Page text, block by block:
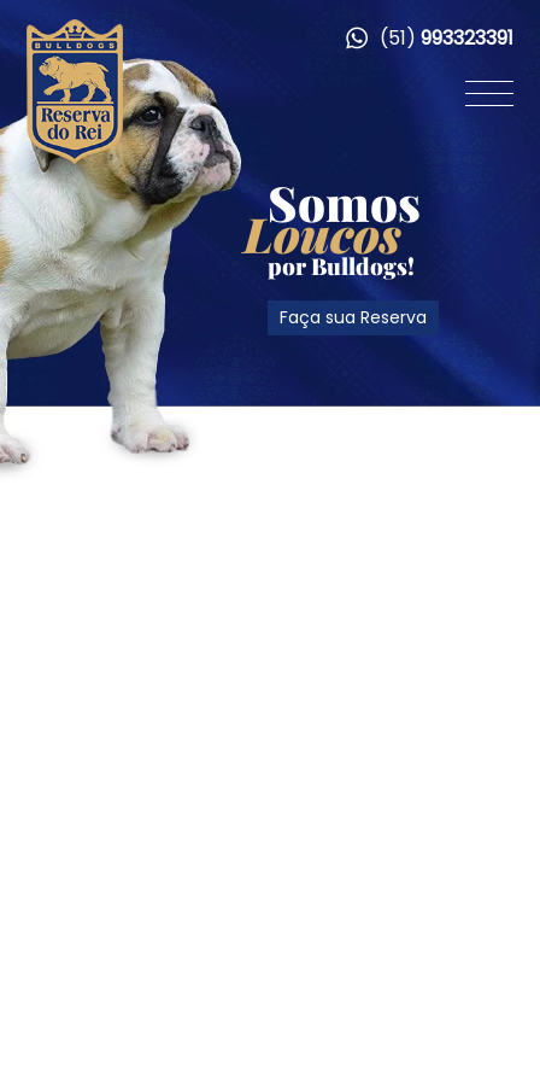
Somos
Loucos
por Bulldogs!
Faça sua Reserva
(51) 993323391